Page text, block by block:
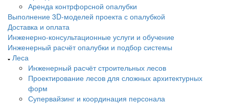
Аренда контрфорсной опалубки
Выполнение 3D-моделей проекта с опалубкой
Доставка и оплата
Инженерно-консультационные услуги и обучение
Инженерный расчёт опалубки и подбор системы
Леса
Инженерный расчёт строительных лесов
Проектирование лесов для сложных архитектурных
форм
Супервайзинг и координация персонала